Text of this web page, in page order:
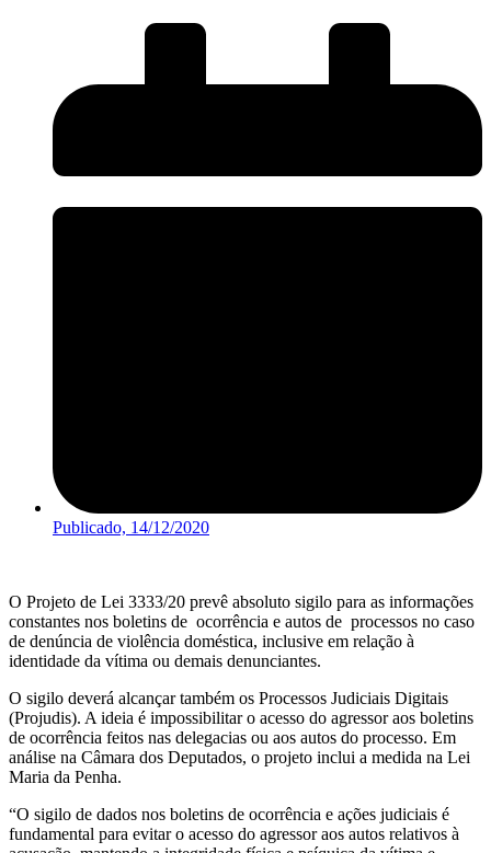
Publicado, 14/12/2020
O Projeto de Lei 3333/20 prevê absoluto sigilo para as informações
constantes nos boletins de ocorrência e autos de processos no caso
de denúncia de violência doméstica, inclusive em relação à
identidade da vítima ou demais denunciantes.
O sigilo deverá alcançar também os Processos Judiciais Digitais
(Projudis). A ideia é impossibilitar o acesso do agressor aos boletins
de ocorrência feitos nas delegacias ou aos autos do processo. Em
análise na Câmara dos Deputados, o projeto inclui a medida na Lei
Maria da Penha.
“O sigilo de dados nos boletins de ocorrência e ações judiciais é
fundamental para evitar o acesso do agressor aos autos relativos à